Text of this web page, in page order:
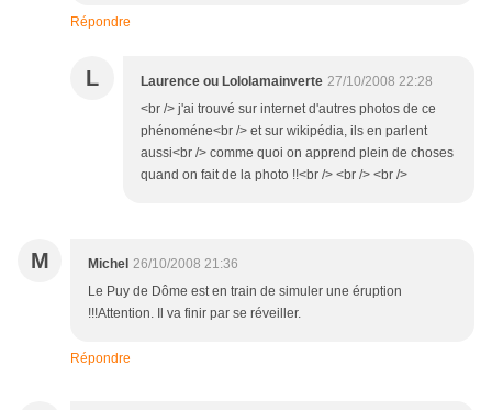
Répondre
L Laurence ou Lololamainverte 27/10/2008 22:28
<br /> j'ai trouvé sur internet d'autres photos de ce
phénoméne<br /> et sur wikipédia, ils en parlent
aussi<br /> comme quoi on apprend plein de choses
quand on fait de la photo !!<br /> <br /> <br />
M Michel 26/10/2008 21:36
Le Puy de Dôme est en train de simuler une éruption
!!!Attention. Il va finir par se réveiller.
Répondre